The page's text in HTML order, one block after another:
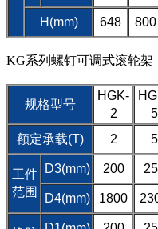
H(mm) 648 800
KG系列螺钉可调式滚轮架
规格型号
HGK-
2
5
额定承载(T)
2 5
工件
范围
D3(mm) 200
D4(mm) 1800